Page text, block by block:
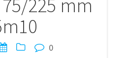
225 mm
0